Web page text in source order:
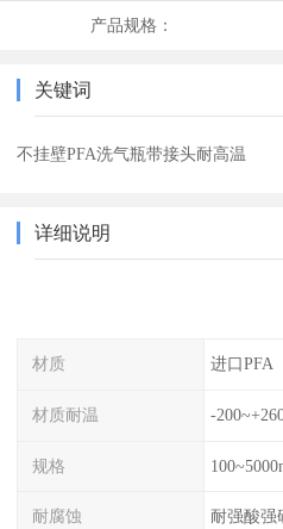
产品规格：
关键词
不挂壁PFA洗气瓶带接头耐高温
详细说明
材质 进口PFA
材质耐温 -
规格
耐腐蚀 耐强酸强